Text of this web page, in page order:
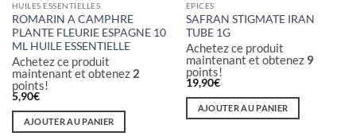
page
du
produit
page
du
produit
HUILES ESSENTIELLES
ROMARIN A CAMPHRE
PLANTE FLEURIE ESPAGNE 10
ML HUILE ESSENTIELLE
Achetez ce produit
maintenant et obtenez 2
points!
5,90€
AJOUTER AU PANIER
EPICES
SAFRAN STIGMATE IRAN
TUBE 1G
Achetez ce produit
maintenant et obtenez 9
points!
19,90€
AJOUTER AU PANIER